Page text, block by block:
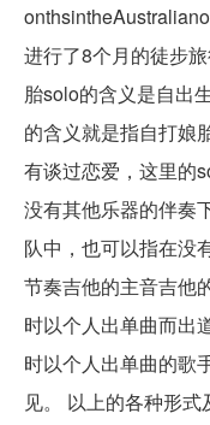
进行了8个月的徒步
胎solo的含义是自出
的含义就是指自打娘
有谈过恋爱，这里的
没有其他乐器的伴奏
队中，也可以指在没
节奏吉他的主音吉他
时以个人出单曲而出
时以个人出单曲的歌
见。 以上的各种形